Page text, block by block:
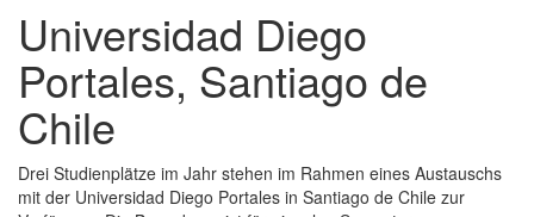
Universidad Diego
Portales, Santiago de
Chile
Drei Studienplätze im Jahr stehen im Rahmen eines Austauschs
mit der Universidad Diego Portales in Santiago de Chile zur